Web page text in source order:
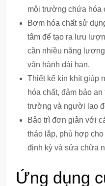
môi trường chứa hóa
Bơm hóa chất sử
tâm để tạo ra lưu
cần nhiều năng
vận hành dài hạn.
Thiết kế kín khít giúp
hóa chất, đảm bảo an
trường và người lao
Bảo trì đơn giản với
tháo lắp, phù hợp cho
định kỳ và sửa chữa
Ứng dụng